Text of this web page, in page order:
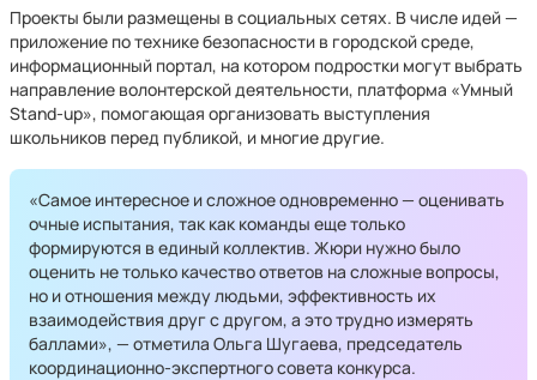
Проекты были размещены в социальных сетях. В числе идей —
приложение по технике безопасности в городской среде,
информационный портал, на котором подростки могут выбрать
направление волонтерской деятельности, платформа «Умный
Stand-up», помогающая организовать выступления
школьников перед публикой, и многие другие.
«Самое интересное и сложное одновременно — оценивать
очные испытания, так как команды еще только
формируются в единый коллектив. Жюри нужно было
оценить не только качество ответов на сложные вопросы,
но и отношения между людьми, эффективность их
взаимодействия друг с другом, а это трудно измерять
баллами», — отметила Ольга Шугаева, председатель
координационно-экспертного совета конкурса.